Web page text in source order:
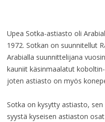
Upea Sotka-astiasto oli
1972. Sotkan on suunnitellut
Arabialla suunnittelijana
kauniit käsinmaalatut
joten astiasto on myös
Sotka on kysytty astiasto,
syystä kyseisen astiaston